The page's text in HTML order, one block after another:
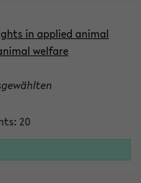
in applied animal
welfare
20